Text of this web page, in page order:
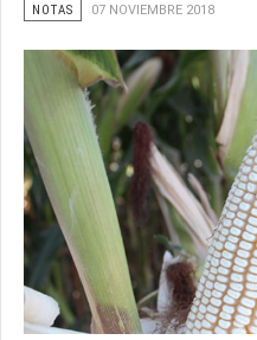
NOTAS 07 NOVIEMBRE 2018